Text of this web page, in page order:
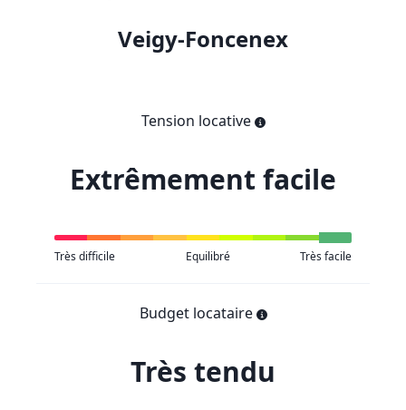
Veigy-Foncenex
Tension locative
Extrêmement facile
Très difficile Equilibré Très facile
Budget locataire
Très tendu